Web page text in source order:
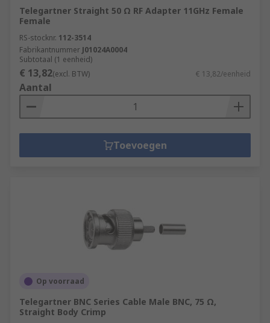
Telegartner Straight 50 Ω RF Adapter 11GHz Female
Female
RS-stocknr. 112-3514
Fabrikantnummer J01024A0004
Subtotaal (1 eenheid)
€ 13,82(excl. BTW) € 13,82/eenheid
Aantal
Toevoegen
Op voorraad
Telegartner BNC Series Cable Male BNC, 75 Ω,
Straight Body Crimp